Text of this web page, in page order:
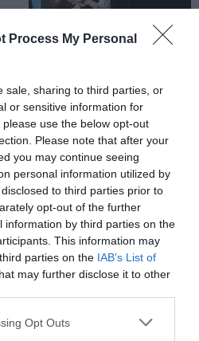
Process My Personal
sale, sharing to third parties, or
or sensitive information for
use the below opt-out
Please note that after your
you may continue seeing
personal information utilized by
to third parties prior to
opt-out of the further
information by third parties on the
This information may
parties on the IAB’s List of
may further disclose it to other
Opt Outs
Εκσκαφή /
Ανασκαφή
Όλη η Ελλάδα